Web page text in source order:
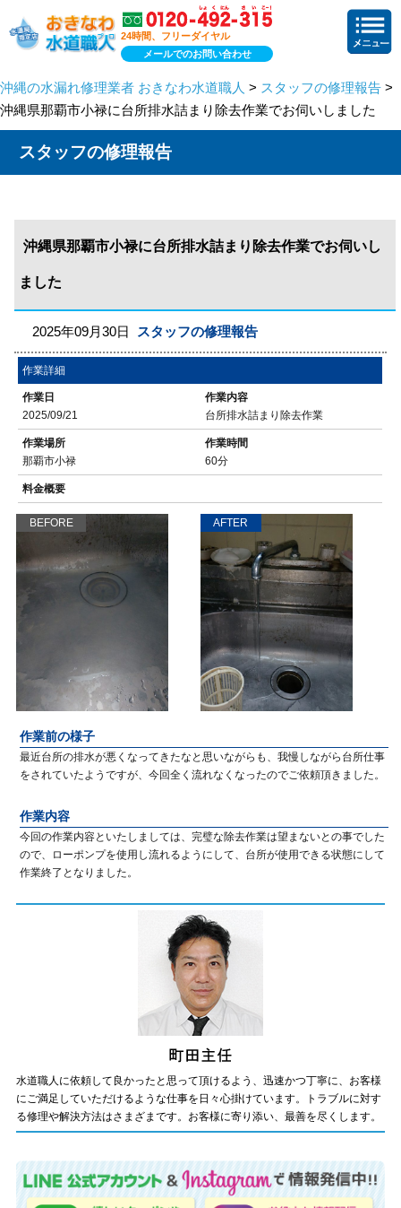
24時間、フリーダイヤル
メールでのお問い合わせ
沖縄の水漏れ修理業者 おきなわ水道職人 > スタッフの修理報告 >
沖縄県那覇市小禄に台所排水詰まり除去作業でお伺いしました
スタッフの修理報告
沖縄県那覇市小禄に台所排水詰まり除去作業でお伺いし
ました
2025年09月30日 スタッフの修理報告
作業詳細
作業日
2025/09/21
作業内容
台所排水詰まり除去作業
作業場所
那覇市小禄
作業時間
60分
料金概要
BEFORE AFTER
作業前の様子
最近台所の排水が悪くなってきたなと思いながらも、我慢しながら台所仕事
をされていたようですが、今回全く流れなくなったのでご依頼頂きました。
作業内容
今回の作業内容といたしましては、完璧な除去作業は望まないとの事でした
ので、ローポンプを使用し流れるようにして、台所が使用できる状態にして
作業終了となりました。
水道職人に依頼して良かったと思って頂けるよう、迅速かつ丁寧に、お客様
にご満足していただけるような仕事を日々心掛けています。トラブルに対す
る修理や解決方法はさまざまです。お客様に寄り添い、最善を尽くします。